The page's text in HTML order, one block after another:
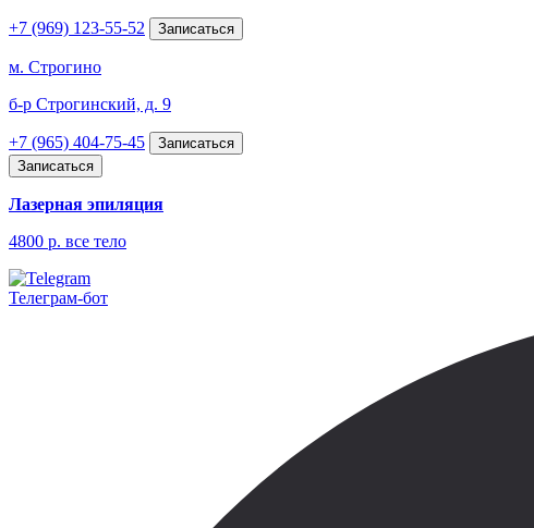
+7 (969) 123-55-52 Записаться
м. Строгино
б-р Строгинский, д. 9
+7 (965) 404-75-45
Записаться
Записаться
Лазерная эпиляция
4800 р. все тело
Телеграм-бот